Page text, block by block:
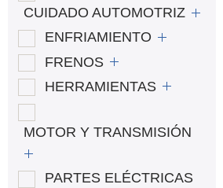
CUIDADO AUTOMOTRIZ
ENFRIAMIENTO
FRENOS
HERRAMIENTAS
MOTOR Y TRANSMISIÓN
PARTES ELÉCTRICAS